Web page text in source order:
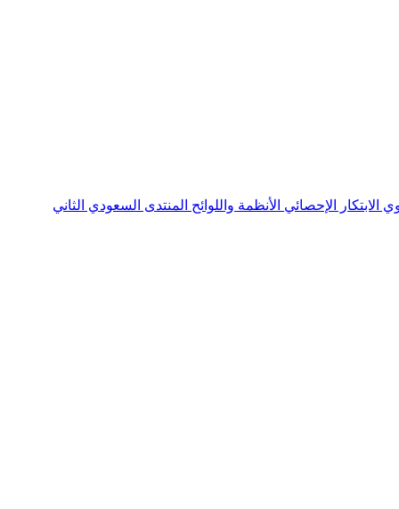
الابتكار الإحصائي الأنظمة واللوائح المنتدى السعودي الثاني